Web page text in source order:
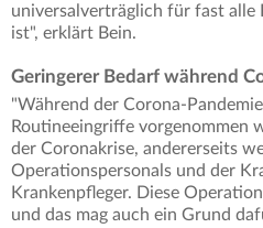
universalverträglich für fast alle
ist", erklärt Bein.
Geringerer Bedarf während
"Während der Corona-
Routineeingriffe vorgenommen
der Coronakrise, andererseits
Operationspersonals und der
Krankenpfleger. Diese
und das mag auch ein Grund